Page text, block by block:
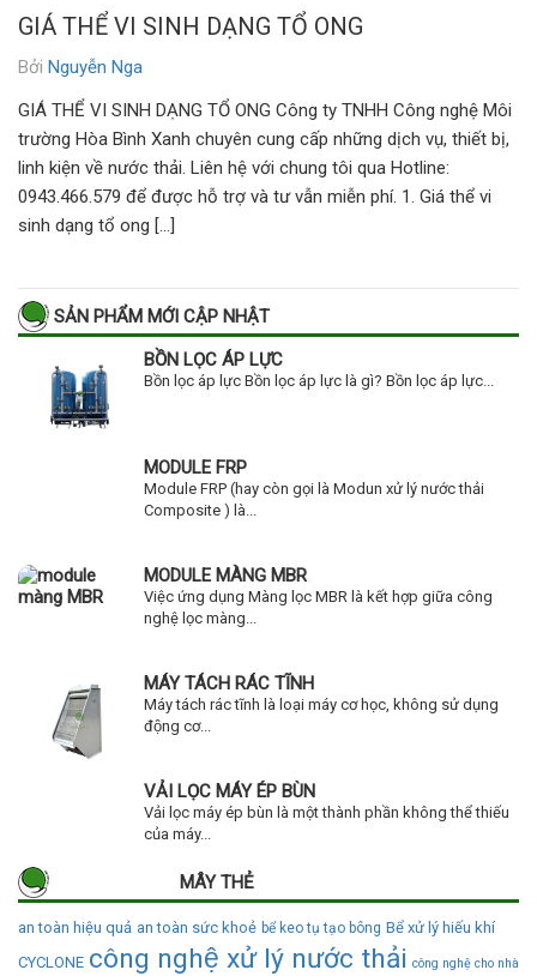
GIÁ THỂ VI SINH DẠNG TỔ ONG
Bởi Nguyễn Nga
GIÁ THỂ VI SINH DẠNG TỔ ONG Công ty TNHH Công nghệ Môi
trường Hòa Bình Xanh chuyên cung cấp những dịch vụ, thiết bị,
linh kiện về nước thải. Liên hệ với chung tôi qua Hotline:
0943.466.579 để được hỗ trợ và tư vẫn miễn phí. 1. Giá thể vi
sinh dạng tổ ong […]
SẢN PHẨM MỚI CẬP NHẬT
BỒN LỌC ÁP LỰC
Bồn lọc áp lực Bồn lọc áp lực là gì? Bồn lọc áp lực...
MODULE FRP
Module FRP (hay còn gọi là Modun xử lý nước thải
Composite ) là...
MODULE MÀNG MBR
Việc ứng dụng Màng lọc MBR là kết hợp giữa công
nghệ lọc màng...
MÁY TÁCH RÁC TĨNH
Máy tách rác tĩnh là loại máy cơ học, không sử dụng
động cơ...
VẢI LỌC MÁY ÉP BÙN
Vải lọc máy ép bùn là một thành phần không thể thiếu
của máy...
MÂY THẺ
an toàn hiệu quả an toàn sức khoẻ bể keo tụ tạo bông Bể xử lý hiếu khí
CYCLONE công nghệ xử lý nước thải công nghệ cho nhà